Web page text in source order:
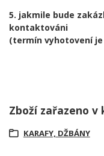
5. jakmile bude
kontaktováni
(termín vyhotovení je
Zboží zařazeno
KARAFY, DŽBÁNY